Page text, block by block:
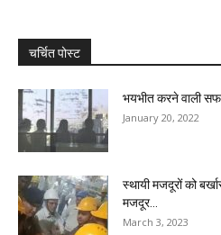
चर्चित पोस्ट
भयभीत करने वाली
January 20, 2022
स्थायी मजदूरों को
मजदूर...
March 3, 2023